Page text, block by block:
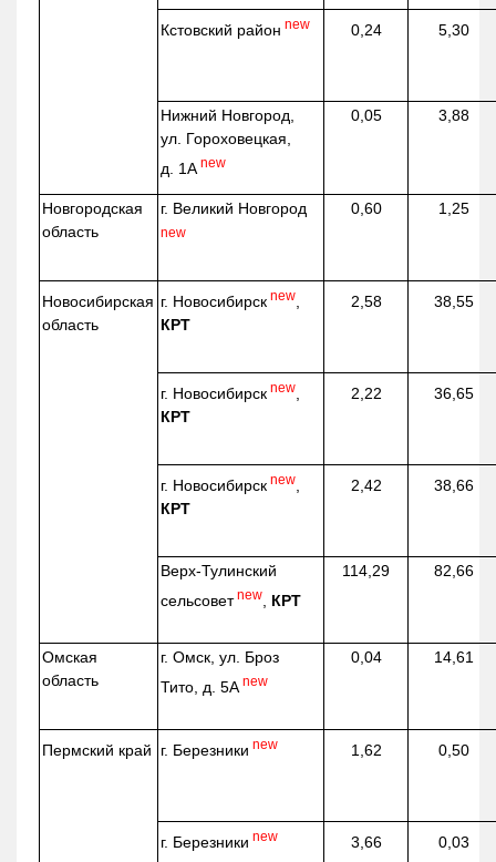
Кстовский район new 0,24 5,30
Нижний Новгород,
ул. Гороховецкая,
д. 1А new
0,05 3,88
Новгородская
область
г. Великий Новгород
new
0,60 1,25
Новосибирская
область
г. Новосибирск new
КРТ
2,58 38,55
г. Новосибирск new
КРТ
2,22 36,65
г. Новосибирск new
КРТ
2,42 38,66
Верх-Тулинский
сельсовет new КРТ
114,29 82,66
Омская
область
г. Омск, ул. Броз
Тито, д. 5А new
0,04 14,61
Пермский край г. Березники new 1,62 0,50
г. Березники new 3,66 0,03